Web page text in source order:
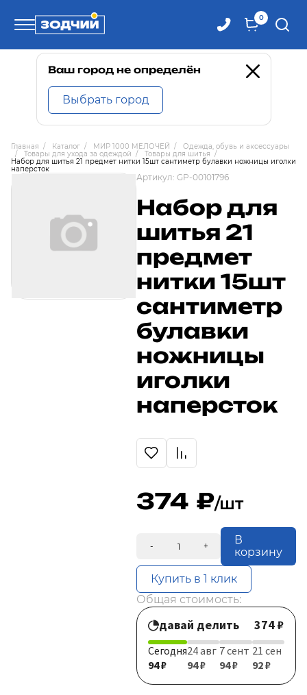
0
Телефоны
8 800 100-71-71
8 (4242) 30-00-27
Ваш город не определён
Выбрать город
Главная / Каталог / МИР 1000 МЕЛОЧЕЙ /
Одежда, обувь и аксессуары
/
Товары для ухода за одеждой / Товары для шитья /
Набор для шитья 21 предмет нитки 15шт сантиметр булавки ножницы иголки
наперсток
Артикул: GP-00101796
Набор для
шитья 21
предмет
нитки 15шт
сантиметр
булавки
ножницы
иголки
наперсток
374 /шт
- +
В
корзину
Купить в 1 клик
Общая стоимость:
давай делить 374 ₽
Сегодня
94 ₽
24 авг
94 ₽
7 сент
94 ₽
21 сен
92 ₽